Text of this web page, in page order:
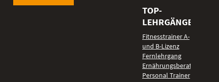
TOP-
LEHRGÄNGE
Fitnesstrainer A-
und B-Lizenz
Fernlehrgang
Ernährungsberater
Personal Trainer